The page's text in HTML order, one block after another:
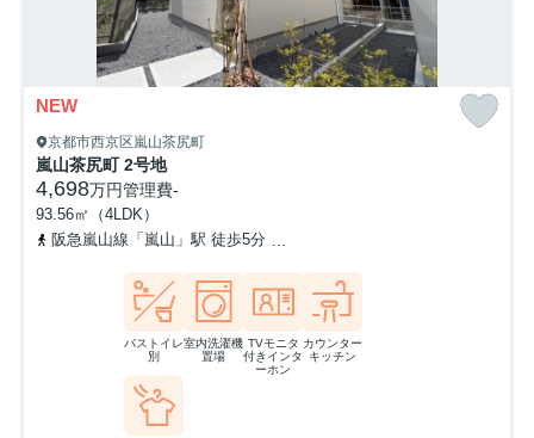
NEW
京都市西京区嵐山茶尻町
嵐山茶尻町 2号地
4,698万円管理費-
93.56㎡（4LDK）
阪急嵐山線「嵐山」駅 徒歩5分
バストイレ
別
室内洗濯機
置場
TVモニタ
付きインタ
ーホン
カウンター
キッチン